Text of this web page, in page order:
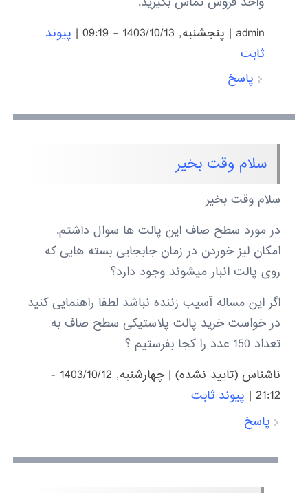
admin
| پنجشنبه, 1403/10/13 - 09:19 | پیوند
ثابت
پاسخ
سلام وقت بخیر
سلام وقت بخیر
در مورد سطح صاف این پالت ها سوال داشتم.
امکان لیز خوردن در زمان جابجایی بسته هایی که
روی پالت انبار میشوند وجود دارد؟
اگر این مساله آسیب زننده نباشد لطفا راهنمایی کنید
در خواست خرید پالت پلاستیکی سطح صاف به
تعداد 150 عدد را کجا بفرستیم ؟
ناشناس (تایید نشده)|
چهارشنبه, 1403/10/12 -
21:12
| پیوند ثابت
پاسخ